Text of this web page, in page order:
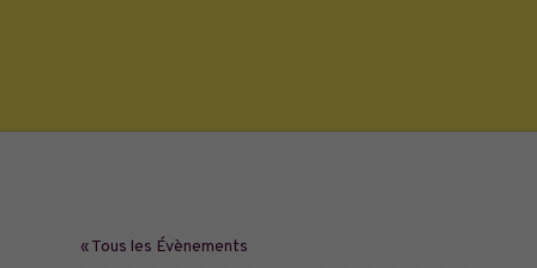
« Tous les Évènements